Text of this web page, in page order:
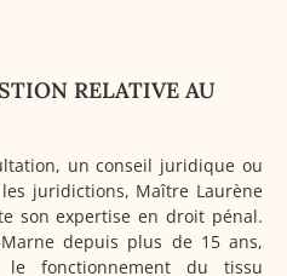
RELATIVE AU
un conseil juridique ou
juridictions, Maître Laurène
son expertise en droit pénal.
depuis plus de 15 ans,
le fonctionnement du tissu